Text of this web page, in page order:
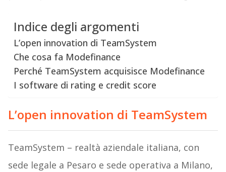
Indice degli argomenti
L’open innovation di TeamSystem
Che cosa fa Modefinance
Perché TeamSystem acquisisce Modefinance
I software di rating e credit score
L’open innovation di TeamSystem
TeamSystem – realtà aziendale italiana, con
sede legale a Pesaro e sede operativa a Milano,